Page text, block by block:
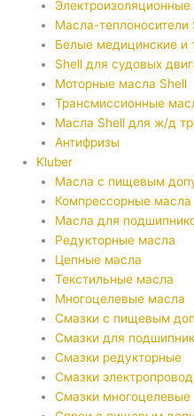
Масла-теплоносители
Белые медицинские и
Shell для судовых
Моторные масла Shell
Трансмиссионные
Масла Shell для ж/д
Антифризы
Kluber
Масла с пищевым
Компрессорные масла
Масла для
Редукторные масла
Цепные масла
Текстильные масла
Многоцелевые масла
Смазки с пищевым
Смазки для
Смазки редукторные
Смазки
Смазки многоцелевые